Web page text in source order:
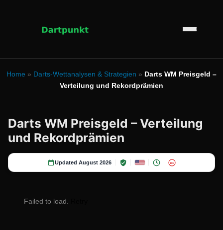
Home » Darts-Wettanalysen & Strategien » Darts WM Preisgeld –
Verteilung und Rekordprämien
Darts WM Preisgeld – Verteilung
und Rekordprämien
Updated August 2026 18+
Failed to load.